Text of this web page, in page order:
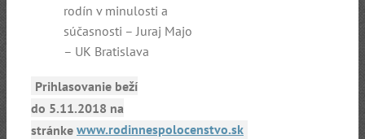
rodín v minulosti a
súčasnosti – Juraj Majo
– UK Bratislava
Prihlasovanie beží
do 5.11.2018 na
stránke www.rodinnespolocenstvo.sk